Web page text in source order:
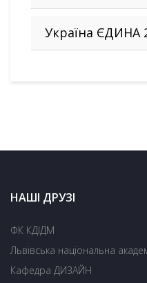
Україна ЄДИНА
НАШІ ДРУЗІ
ФК КДІДМ
Львівська національна
Кафедра ДИЗАЙН